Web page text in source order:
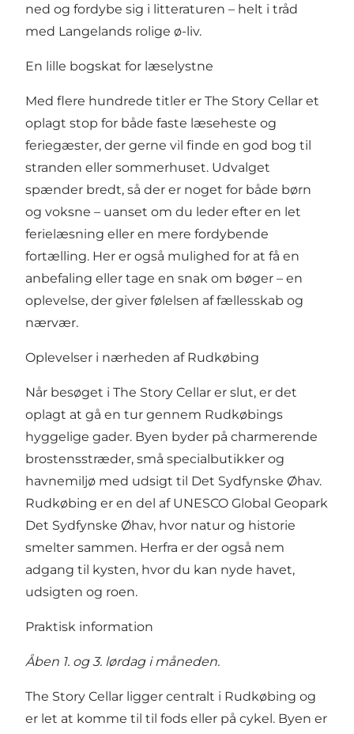
ned og fordybe sig i litteraturen – helt i tråd
med Langelands rolige ø-liv.
En lille bogskat for læselystne
Med flere hundrede titler er The Story Cellar et
oplagt stop for både faste læseheste og
feriegæster, der gerne vil finde en god bog til
stranden eller sommerhuset. Udvalget
spænder bredt, så der er noget for både børn
og voksne – uanset om du leder efter en let
ferielæsning eller en mere fordybende
fortælling. Her er også mulighed for at få en
anbefaling eller tage en snak om bøger – en
oplevelse, der giver følelsen af fællesskab og
nærvær.
Oplevelser i nærheden af Rudkøbing
Når besøget i The Story Cellar er slut, er det
oplagt at gå en tur gennem Rudkøbings
hyggelige gader. Byen byder på charmerende
brostensstræder, små specialbutikker og
havnemiljø med udsigt til Det Sydfynske Øhav.
Rudkøbing er en del af UNESCO Global Geopark
Det Sydfynske Øhav, hvor natur og historie
smelter sammen. Herfra er der også nem
adgang til kysten, hvor du kan nyde havet,
udsigten og roen.
Praktisk information
Åben 1. og 3. lørdag i måneden.
The Story Cellar ligger centralt i Rudkøbing og
er let at komme til til fods eller på cykel. Byen er